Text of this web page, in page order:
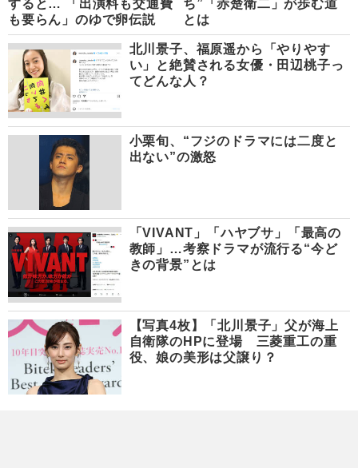
すると… 「出演料も交通費
も要らん」のゆで卵伝説
ち”「赤楚衛二」が歩む道
とは
北川景子、福原遥から「やりやす
い」と絶賛される女優・田辺桃子っ
てどんな人？
小栗旬、“フジのドラマには二度と
出ない”の激怒
「VIVANT」「ハヤブサ」「最高の
教師」…考察ドラマが流行る“今ど
きの背景”とは
【写真4枚】「北川景子」父が海上
自衛隊のHPに登場 三菱重工の重
役、娘の美形は父譲り？